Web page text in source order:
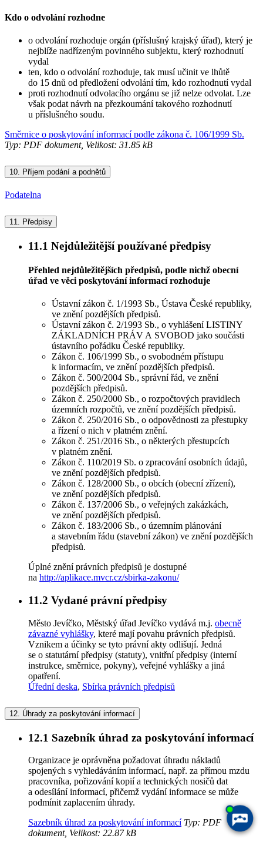
Kdo o odvolání rozhodne
o odvolání rozhoduje orgán (příslušný krajský úřad), který je
nejblíže nadřízeným povinného subjektu, který rozhodnutí
vydal
ten, kdo o odvolání rozhoduje, tak musí učinit ve lhůtě
do 15 dnů od předložení odvolání tím, kdo rozhodnutí vydal
proti rozhodnutí odvolacího orgánu se již nelze odvolat. Lze
však podat návrh na přezkoumání takového rozhodnutí
u příslušného soudu.
Směrnice o poskytování informací podle zákona č. 106/1999 Sb.
Typ: PDF dokument, Velikost: 31.85 kB
10. Příjem podání a podnětů
Podatelna
11. Předpisy
11.1 Nejdůležitější používané předpisy
Přehled nejdůležitějších předpisů, podle nichž obecní
úřad ve věci poskytování informací rozhoduje
Ústavní zákon č. 1/1993 Sb., Ústava České republiky,
ve znění pozdějších předpisů.
Ústavní zákon č. 2/1993 Sb., o vyhlášení LISTINY
ZÁKLADNÍCH PRÁV A SVOBOD jako součásti
ústavního pořádku České republiky.
Zákon č. 106/1999 Sb., o svobodném přístupu
k informacím, ve znění pozdějších předpisů.
Zákon č. 500/2004 Sb., správní řád, ve znění
pozdějších předpisů.
Zákon č. 250/2000 Sb., o rozpočtových pravidlech
územních rozpočtů, ve znění pozdějších předpisů.
Zákon č. 250/2016 Sb., o odpovědnosti za přestupky
a řízení o nich v platném znění.
Zákon č. 251/2016 Sb., o některých přestupcích
v platném znění.
Zákon č. 110/2019 Sb. o zpracování osobních údajů,
ve znění pozdějších předpisů.
Zákon č. 128/2000 Sb., o obcích (obecní zřízení),
ve znění pozdějších předpisů.
Zákon č. 137/2006 Sb., o veřejných zakázkách,
ve znění pozdějších předpisů.
Zákon č. 183/2006 Sb., o územním plánování
a stavebním řádu (stavební zákon) ve znění pozdějších
předpisů.
Úplné znění právních předpisů je dostupné
na http://aplikace.mvcr.cz/sbirka-zakonu/
11.2 Vydané právní předpisy
Město Jevíčko, Městský úřad Jevíčko vydává m.j. obecně
závazné vyhlášky, které mají povahu právních předpisů.
Vznikem a účinky se tyto právní akty odlišují. Jedná
se o statutární předpisy (statuty), vnitřní předpisy (interní
instrukce, směrnice, pokyny), veřejné vyhlášky a jiná
opatření.
Úřední deska, Sbírka právních předpisů
12. Úhrady za poskytování informací
12.1 Sazebník úhrad za poskytování informací
Organizace je oprávněna požadovat úhradu nákladů
spojených s vyhledáváním informací, např. za přímou mzdu
pracovníka, pořizování kopií a technických nosičů dat
a odesílání informací, přičemž vydání informace se může
podmínit zaplacením úhrady.
Sazebník úhrad za poskytování informacíTyp: PDF
dokument, Velikost: 22.87 kB